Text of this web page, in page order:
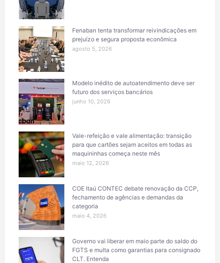
Fenaban tenta transformar reivindicações em
prejuízo e segura proposta econômica
agosto 5, 2026
Modelo inédito de autoatendimento deve ser
futuro dos serviços bancários
junho 10, 2026
Vale-refeição e vale alimentação: transição
para que cartões sejam aceitos em todas as
maquininhas começa neste mês
maio 12, 2026
COE Itaú CONTEC debate renovação da CCP,
fechamento de agências e demandas da
categoria
maio 4, 2026
Governo vai liberar em maio parte do saldo do
FGTS e multa como garantias para consignado
CLT. Entenda